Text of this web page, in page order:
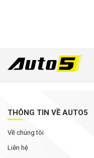
THÔNG TIN VỀ AUTO5
Về chúng tôi
Liên hệ